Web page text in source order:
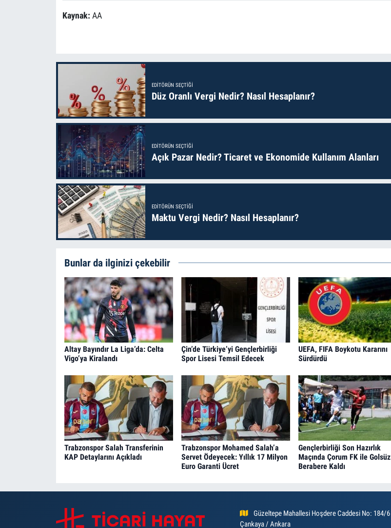
Kaynak: AA
EDITÖRÜN SEÇTIĞI
Düz Oranlı Vergi Nedir? Nasıl Hesaplanır?
EDITÖRÜN SEÇTIĞI
Açık Pazar Nedir? Ticaret ve Ekonomide Kullanım Alanları
EDITÖRÜN SEÇTIĞI
Maktu Vergi Nedir? Nasıl Hesaplanır?
Bunlar da ilginizi çekebilir
Altay Bayındır La Liga’da: Celta
Vigo’ya Kiralandı
Çin’de Türkiye’yi Gençlerbirliği
Spor Lisesi Temsil Edecek
UEFA, FIFA Boykotu Kararını
Sürdürdü
Trabzonspor Salah Transferinin
KAP Detaylarını Açıkladı
Trabzonspor Mohamed Salah’a
Servet Ödeyecek: Yıllık 17 Milyon
Euro Garanti Ücret
Gençlerbirliği Son Hazırlık
Maçında Çorum FK ile Golsüz
Berabere Kaldı
Güzeltepe Mahallesi Hoşdere Caddesi No: 184/6
Çankaya / Ankara